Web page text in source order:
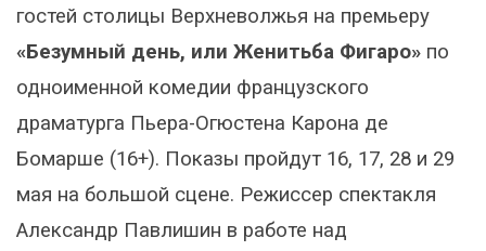
гостей столицы Верхневолжья на премьеру
«Безумный день, или Женитьба Фигаро» по
одноименной комедии французского
драматурга Пьера-Огюстена Карона де
Бомарше (16+). Показы пройдут 16, 17, 28 и 29
мая на большой сцене. Режиссер спектакля
Александр Павлишин в работе над